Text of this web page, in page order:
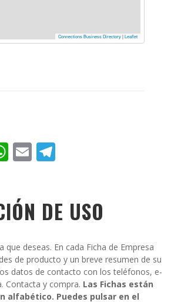
Connections Business Directory|Leaflet
WhatsApp
Email
DE USO
que deseas. En cada Ficha de Empresa
de producto y un breve resumen de su
datos de contacto con los teléfonos, e-
Contacta y compra. Las Fichas están
alfabético. Puedes pulsar en el